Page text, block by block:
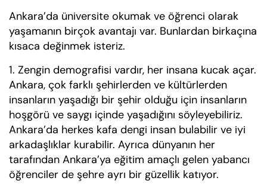
Ankara’da üniversite okumak ve öğrenci olarak
yaşamanın birçok avantajı var. Bunlardan birkaçına
kısaca değinmek isteriz.
1. Zengin demografisi vardır, her insana kucak açar.
Ankara, çok farklı şehirlerden ve kültürlerden
insanların yaşadığı bir şehir olduğu için insanların
hoşgörü ve saygı içinde yaşadığını söyleyebiliriz.
Ankara’da herkes kafa dengi insan bulabilir ve iyi
arkadaşlıklar kurabilir. Ayrıca dünyanın her
tarafından Ankara’ya eğitim amaçlı gelen yabancı
öğrenciler de şehre ayrı bir güzellik katıyor.